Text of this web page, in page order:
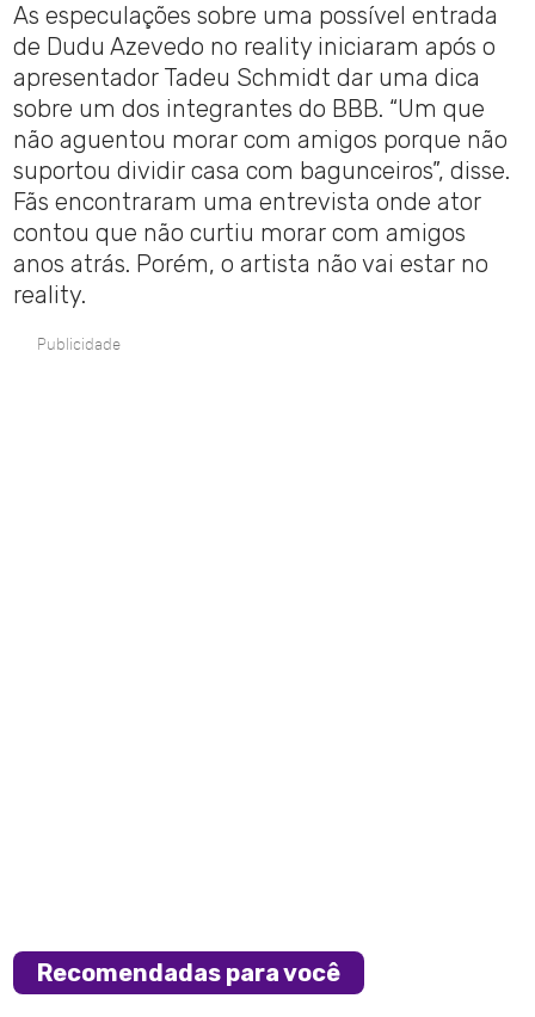
As especulações sobre uma possível entrada
de Dudu Azevedo no reality iniciaram após o
apresentador Tadeu Schmidt dar uma dica
sobre um dos integrantes do BBB. “Um que
não aguentou morar com amigos porque não
suportou dividir casa com bagunceiros”, disse.
Fãs encontraram uma entrevista onde ator
contou que não curtiu morar com amigos
anos atrás. Porém, o artista não vai estar no
reality.
Publicidade
Recomendadas para você